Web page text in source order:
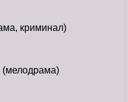
криминал)
(мелодрама)